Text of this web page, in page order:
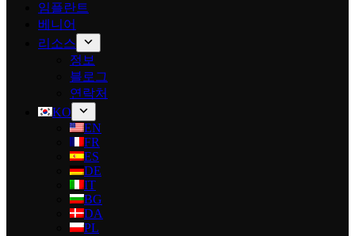
임플란트
베니어
리소스
정보
블로그
연락처
KO
EN
FR
ES
DE
IT
BG
DA
PL